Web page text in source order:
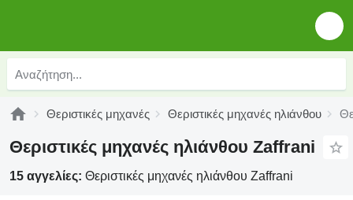
Θεριστικές μηχανές Θεριστικές μηχανές ηλιάνθου
Θεριστικές μηχανές ηλιάνθου Zaffrani
15 αγγελίες: Θεριστικές μηχανές ηλιάνθου Zaffrani